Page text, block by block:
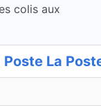
colis aux
Poste La